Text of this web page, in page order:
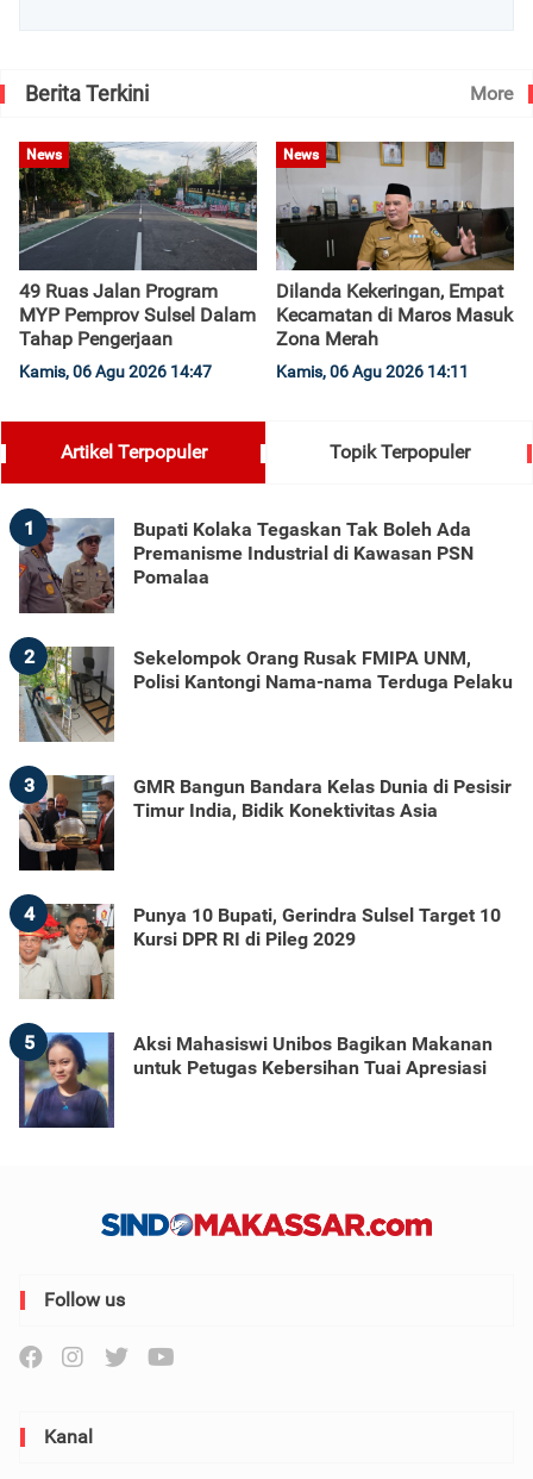
Berita Terkini More
News
49 Ruas Jalan Program
MYP Pemprov Sulsel Dalam
Tahap Pengerjaan
Kamis, 06 Agu 2026 14:47
News
Dilanda Kekeringan, Empat
Kecamatan di Maros Masuk
Zona Merah
Kamis, 06 Agu 2026 14:11
Artikel Terpopuler Topik Terpopuler
1
Bupati Kolaka Tegaskan Tak Boleh Ada
Premanisme Industrial di Kawasan PSN
Pomalaa
2
Sekelompok Orang Rusak FMIPA UNM,
Polisi Kantongi Nama-nama Terduga Pelaku
3
GMR Bangun Bandara Kelas Dunia di Pesisir
Timur India, Bidik Konektivitas Asia
4
Punya 10 Bupati, Gerindra Sulsel Target 10
Kursi DPR RI di Pileg 2029
5
Aksi Mahasiswi Unibos Bagikan Makanan
untuk Petugas Kebersihan Tuai Apresiasi
Follow us
Kanal